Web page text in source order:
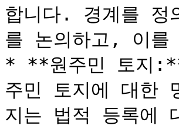
합니다. 경계를 정
를 논의하고, 이를
* **원주민 토지
주민 토지에 대한
지는 법적 등록에